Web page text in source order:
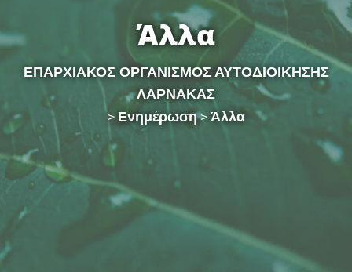
Άλλα
ΕΠΑΡΧΙΑΚΟΣ ΟΡΓΑΝΙΣΜΟΣ ΑΥΤΟΔΙΟΙΚΗΣΗΣ
ΛΑΡΝΑΚΑΣ
> Ενημέρωση> Άλλα